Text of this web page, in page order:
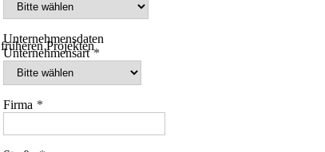
Projekten
Unternehmensdaten
Unternehmensart
Firma